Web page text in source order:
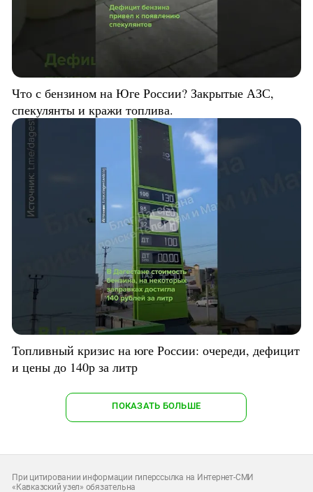
Что с бензином на Юге России? Закрытые АЗС,
спекулянты и кражи топлива.
Топливный кризис на юге России: очереди, дефицит
и цены до 140р за литр
ПОКАЗАТЬ БОЛЬШЕ
При цитировании информации гиперссылка на Интернет-СМИ
«Кавказский узел» обязательна